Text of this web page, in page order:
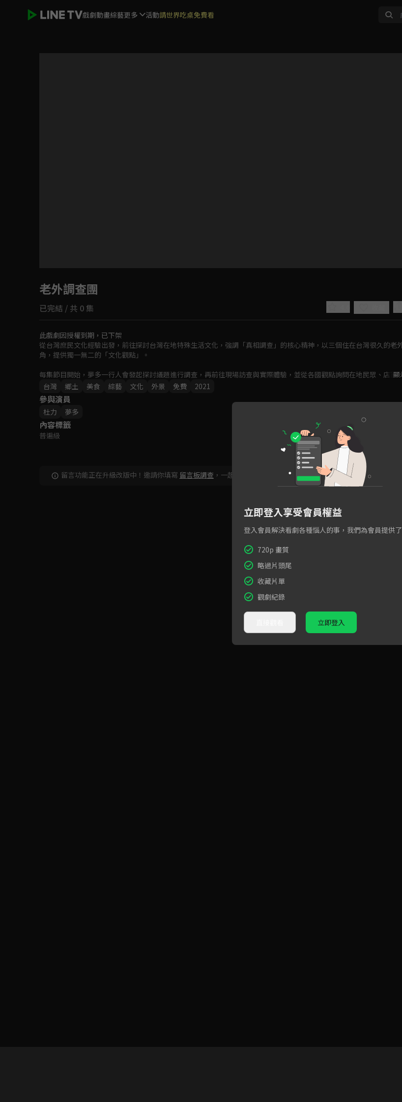
戲劇動畫綜藝更多 活動請世界吃桌免費看
如有不便請見諒
老外調查團
已完結 / 共 0 集
此戲劇因授權到期，已下架
從台灣庶民文化經驗出發，前往探討台灣在地特殊生活文化，強調「真相調查」的核心精神，以三個住在台灣很久的老
角，提供獨一無二的「文化觀點」。
每集節目開始，夢多一行人會發起探討議題進行調查，再前往現場訪查與實際體驗，並從各國觀點詢問在地民眾、店家
或受訪者各種千奇百怪的問題，用外國人獨有的異國視角解讀所見所聞，同時也分享自身相關的國外經驗，讓觀眾可以用
元的方式認識台灣在地特別的文化角落。
顯
台灣
鄉土 美食 綜藝 文化 外景 免費 2021
參與演員
杜力 夢多
內容標籤
普遍級
留言功能正在升級改版中！邀請你填寫 留言板調查 ，一起共創新版留言功能！
立即登入享受會員權益
登入會員解決看劇各種惱人的事，我們為會員提供了
720p 畫質
略過片頭尾
收藏片單
觀劇紀錄
立即登入